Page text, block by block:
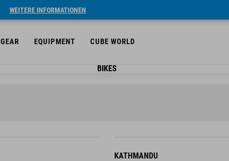
WEITERE INFORMATIONEN
GEAR EQUIPMENT CUBE WORLD
BIKES
KATHMANDU